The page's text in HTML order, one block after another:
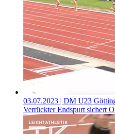
03.07.2023 | DM U23
Verrückter Endspurt sichert